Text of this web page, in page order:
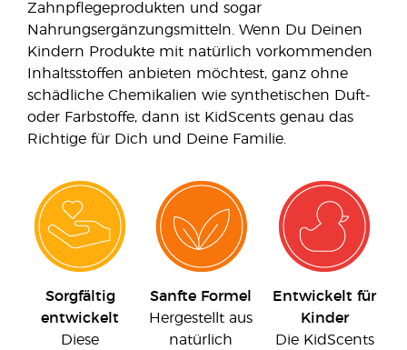
Zahnpflegeprodukten und sogar
Nahrungsergänzungsmitteln. Wenn Du Deinen
Kindern Produkte mit natürlich vorkommenden
Inhaltsstoffen anbieten möchtest, ganz ohne
schädliche Chemikalien wie synthetischen Duft-
oder Farbstoffe, dann ist KidScents genau das
Richtige für Dich und Deine Familie.
Sorgfältig
entwickelt
Diese
Sanfte Formel
Hergestellt aus
natürlich
Entwickelt für
Kinder
Die KidScents